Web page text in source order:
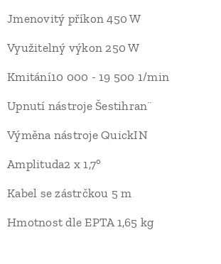
Jmenovitý příkon 450 W
Využitelný výkon 250 W
Kmitání10 000 - 19 500 1/min
Upnutí nástroje Šestihran¨
Výměna nástroje QuickIN
Amplituda2 x 1,7°
Kabel se zástrčkou 5 m
Hmotnost dle EPTA 1,65 kg